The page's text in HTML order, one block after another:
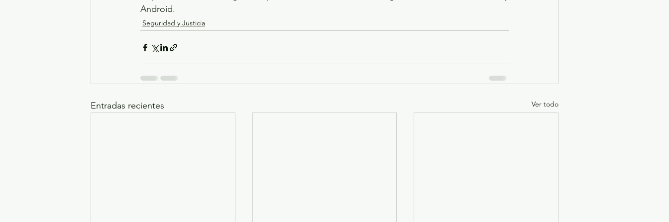
Android.
Seguridad y Justicia
Entradas recientes Ver todo